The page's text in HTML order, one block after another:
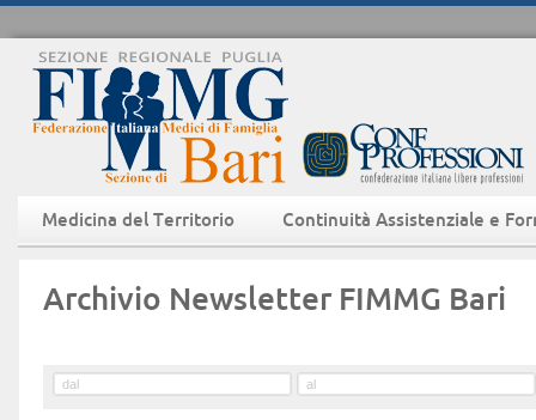
Medicina del Territorio Continuità Assistenziale e
Archivio Newsletter FIMMG Bari